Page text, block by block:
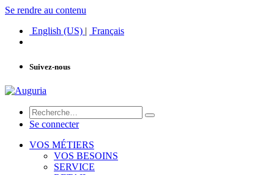
Se rendre au contenu
English (US) | Français
Suivez-nous
Se connecter
VOS MÉTIERS
VOS BESOINS
SERVICE